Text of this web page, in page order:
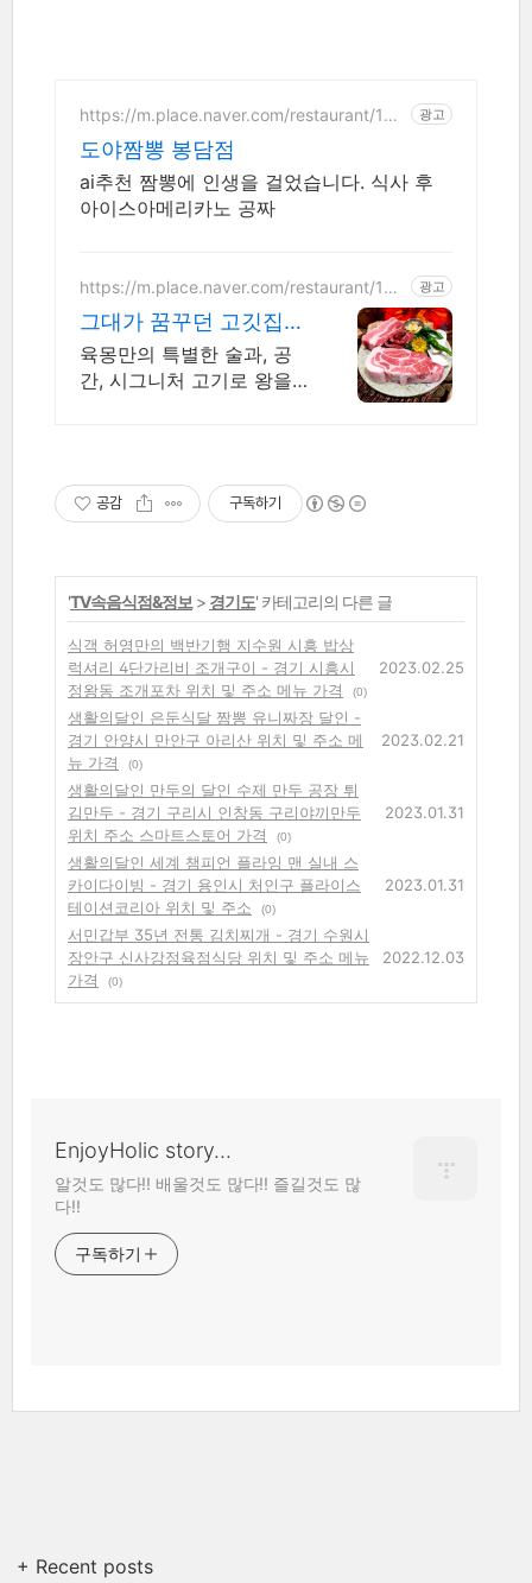
https://m.place.naver.com/restaurant/138
광고
도야짬뽕 봉담점
ai추천 짬뽕에 인생을 걸었습니다. 식사 후
아이스아메리카노 공짜
https://m.place.naver.com/restaurant/163
광고
그대가 꿈꾸던 고깃집
육몽
육몽만의 특별한 술과, 공
간, 시그니처 고기로 왕을
공감 구독하기
'TV속음식점&정보 > 경기도' 카테고리의 다른 글
식객 허영만의 백반기행 지수원 시흥 밥상
럭셔리 4단가리비 조개구이 - 경기 시흥시
정왕동 조개포차 위치 및 주소 메뉴 가격
(0)
2023.02.25
생활의달인 은둔식달 짬뽕 유니짜장 달인 -
경기 안양시 만안구 아리산 위치 및 주소 메
뉴 가격
(0)
2023.02.21
생활의달인 만두의 달인 수제 만두 공장 튀
김만두 - 경기 구리시 인창동 구리야끼만두
위치 주소 스마트스토어 가격
(0)
2023.01.31
생활의달인 세계 챔피언 플라잉 맨 실내 스
카이다이빙 - 경기 용인시 처인구 플라이스
테이션코리아 위치 및 주소
(0)
2023.01.31
서민갑부 35년 전통 김치찌개 - 경기 수원시
장안구 신사강정육점식당 위치 및 주소 메뉴
가격
(0)
2022.12.03
EnjoyHolic story...
알것도 많다!! 배울것도 많다!! 즐길것도 많
다!!
구독하기
+ Recent posts